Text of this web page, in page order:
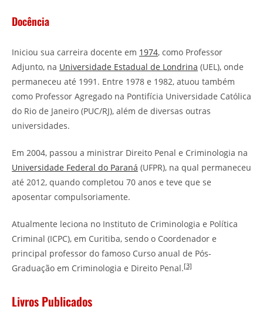
Docência
Iniciou sua carreira docente em 1974, como Professor
Adjunto, na Universidade Estadual de Londrina (UEL), onde
permaneceu até 1991. Entre 1978 e 1982, atuou também
como Professor Agregado na Pontifícia Universidade Católica
do Rio de Janeiro (PUC/RJ), além de diversas outras
universidades.
Em 2004, passou a ministrar Direito Penal e Criminologia na
Universidade Federal do Paraná (UFPR), na qual permaneceu
até 2012, quando completou 70 anos e teve que se
aposentar compulsoriamente.
Atualmente leciona no Instituto de Criminologia e Política
Criminal (ICPC), em Curitiba, sendo o Coordenador e
principal professor do famoso Curso anual de Pós-
Graduação em Criminologia e Direito Penal.[3]
Livros Publicados